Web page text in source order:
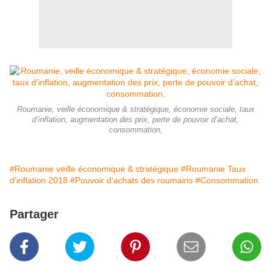
Roumanie, veille économique & stratégique, économie sociale, taux
d’inflation, augmentation des prix, perte de pouvoir d’achat,
consommation,
#Roumanie veille économique & stratégique #Roumanie Taux
d'inflation 2018 #Pouvoir d'achats des roumains #Consommation
Partager